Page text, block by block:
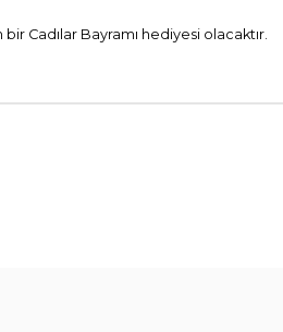
Cadılar Bayramı hediyesi olacaktır.